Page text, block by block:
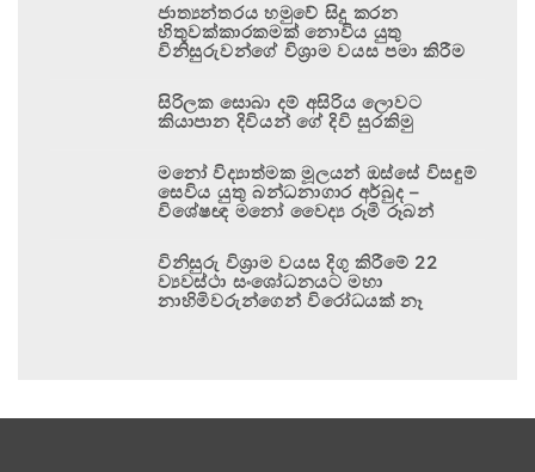
ජාත්‍යන්තරය හමුවේ සිදු කරන
හිතුවක්කාරකමක් නොවිය යුතු
විනිසුරුවන්ගේ විශ්‍රාම වයස පමා කිරීම
සිරිලක සොබා දම් අසිරිය ලොවට
කියාපාන දිවියන් ගේ දිවි සුරකිමු
මනෝ විද්‍යාත්මක මූලයන් ඔස්සේ විසඳුම්
සෙවිය යුතු බන්ධනාගාර අර්බුද –
විශේෂඥ මනෝ වෛද්‍ය රූමි රූබන්
විනිසුරු විශ්‍රාම වයස දිගු කිරීමේ 22
ව්‍යවස්ථා සංශෝධනයට මහා
නාහිමිවරුන්ගෙන් විරෝධයක් නෑ